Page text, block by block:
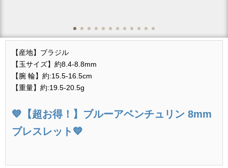
【産地】ブラジル
【玉サイズ】約8.4-8.8mm
【腕 輪】約:15.5-16.5cm
【重量】約:19.5-20.5g
💙【超お得！】ブルーアベンチュリン 8mm
ブレスレット💙